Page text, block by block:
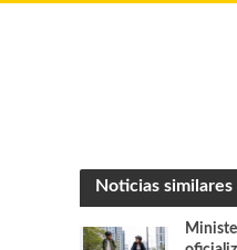
Noticias similares